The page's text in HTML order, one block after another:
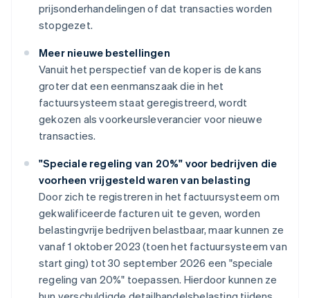
prijsonderhandelingen of dat transacties worden
stopgezet.
Meer nieuwe bestellingen
Vanuit het perspectief van de koper is de kans
groter dat een eenmanszaak die in het
factuursysteem staat geregistreerd, wordt
gekozen als voorkeursleverancier voor nieuwe
transacties.
"Speciale regeling van 20%" voor bedrijven die
voorheen vrijgesteld waren van belasting
Door zich te registreren in het factuursysteem om
gekwalificeerde facturen uit te geven, worden
belastingvrije bedrijven belastbaar, maar kunnen ze
vanaf 1 oktober 2023 (toen het factuursysteem van
start ging) tot 30 september 2026 een "speciale
regeling van 20%" toepassen. Hierdoor kunnen ze